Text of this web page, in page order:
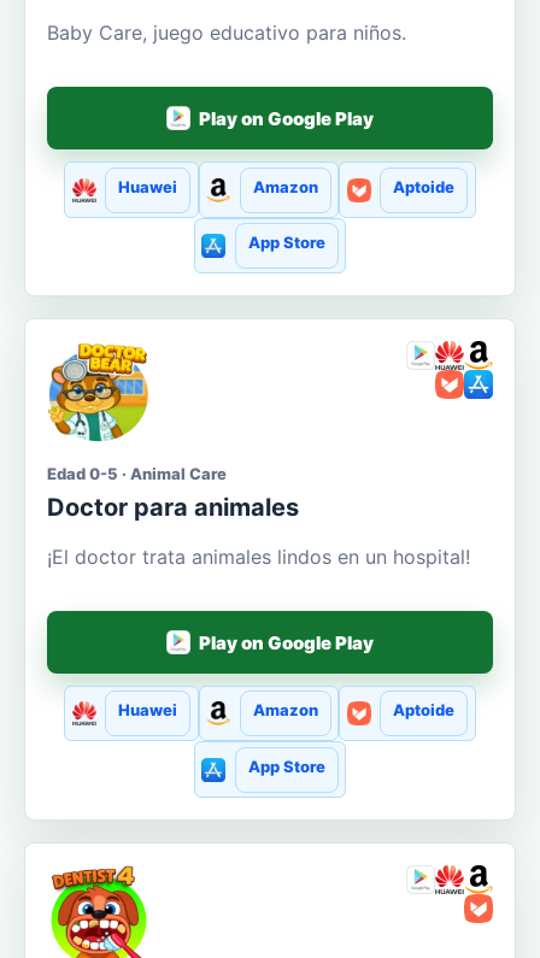
Baby Care, juego educativo para niños.
Play on Google Play
Huawei Amazon Aptoide
App Store
Edad 0-5 · Animal Care
Doctor para animales
¡El doctor trata animales lindos en un hospital!
Play on Google Play
Huawei Amazon Aptoide
App Store